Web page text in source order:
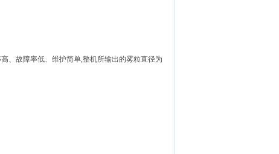
、故障率低、维护简单,整机所输出的雾粒直径为